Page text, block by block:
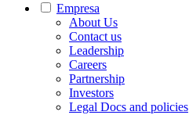
Empresa
About Us
Contact us
Leadership
Careers
Partnership
Investors
Legal Docs and policies